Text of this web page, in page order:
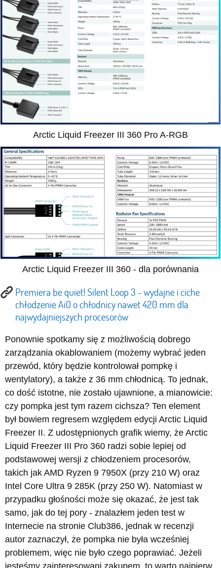
Arctic Liquid Freezer III 360 Pro A-RGB
Arctic Liquid Freezer III 360 - dla porównania
Premiera be quiet! Silent Loop 3 - wydajne i ciche
chłodzenie AiO o chłodnicy nawet 420 mm dla
najwydajniejszych procesorów
Ponownie spotkamy się z możliwością dobrego
zarządzania okablowaniem (możemy wybrać jeden
przewód, który będzie kontrolował pompkę i
wentylatory), a także z 36 mm chłodnicą. To jednak,
co dość istotne, nie zostało ujawnione, a mianowicie:
czy pompka jest tym razem cichsza? Ten element
był bowiem regresem względem edycji Arctic Liquid
Freezer II. Z udostępnionych grafik wiemy, że Arctic
Liquid Freezer III Pro 360 radzi sobie lepiej od
podstawowej wersji z chłodzeniem procesorów,
takich jak AMD Ryzen 9 7950X (przy 210 W) oraz
Intel Core Ultra 9 285K (przy 250 W). Natomiast w
przypadku głośności może się okazać, że jest tak
samo, jak do tej pory - znalazłem jeden test w
Internecie na stronie Club386, jednak w recenzji
autor zaznaczył, że pompka nie była wcześniej
problemem, więc nie było czego poprawiać. Jeżeli